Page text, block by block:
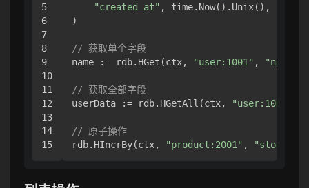
5
6
7
8
9
10
11
12
13
14
"created_at" , time.Now().Unix(),
)
// 获取单个字段
name := rdb.HGet(ctx,
"user:1001" , "name"
// 获取全部字段
userData := rdb.HGetAll(ctx,
"user:1001"
// 原子操作
rdb.HIncrBy(ctx,
"product:2001" , "stock"